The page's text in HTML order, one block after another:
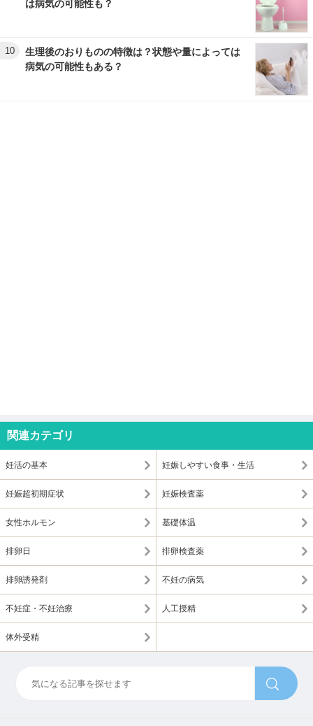
は病気の可能性も？
10
生理後のおりものの特徴は？状態や量によっては
病気の可能性もある？
関連カテゴリ
妊活の基本 妊娠しやすい食事・生活
妊娠超初期症状 妊娠検査薬
女性ホルモン 基礎体温
排卵日 排卵検査薬
排卵誘発剤 不妊の病気
不妊症・不妊治療 人工授精
体外受精